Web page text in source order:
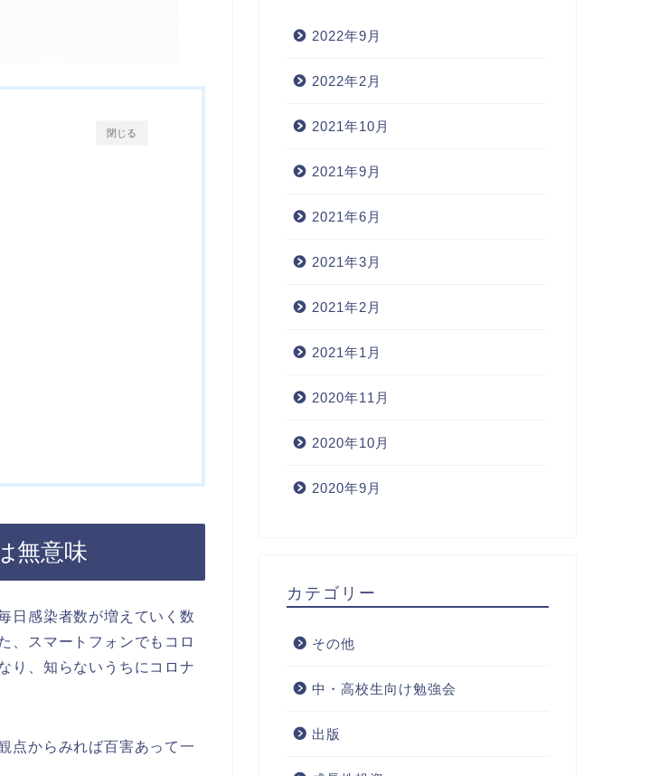
閉じる
無意味
日感染者数が増えていく数
、スマートフォンでもコロ
り、知らないうちにコロナ
点からみれば百害あって一
2022年9月
2022年2月
2021年10月
2021年9月
2021年6月
2021年3月
2021年2月
2021年1月
2020年11月
2020年10月
2020年9月
カテゴリー
その他
中・高校生向け勉強会
出版